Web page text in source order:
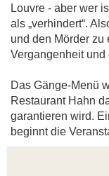
Louvre - aber wer
als „verhindert“.
und den Mörder
Vergangenheit
Das Gänge-Menü
Restaurant Hahn
garantieren wird.
beginnt die